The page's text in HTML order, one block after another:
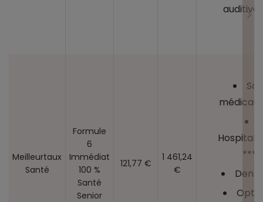
Meilleurtaux
Santé
Formule
6
Immédiat
100 %
Santé
Senior
121,77 €
1 461,24
€
****